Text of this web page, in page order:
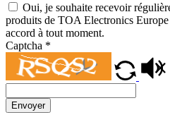
Oui, je souhaite recevoir
produits de TOA Electronics
accord à tout moment.
Captcha *
Envoyer